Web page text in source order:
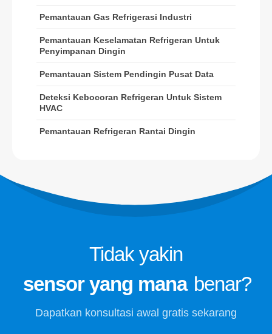
Pemantauan Gas Refrigerasi Industri
Pemantauan Keselamatan Refrigeran Untuk
Penyimpanan Dingin
Pemantauan Sistem Pendingin Pusat Data
Deteksi Kebocoran Refrigeran Untuk Sistem
HVAC
Pemantauan Refrigeran Rantai Dingin
Tidak yakin
sensor yang mana benar?
Dapatkan konsultasi awal gratis sekarang
Deteksi kebocoran refrigeran untuk
sistem HVAC
Pemantauan Sistem Pendingin Pusat
Pemantauan Gas Refrigerasi Industri
Lihat lebih banyak